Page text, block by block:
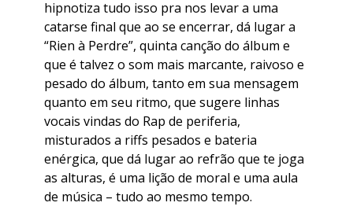
hipnotiza tudo isso pra nos levar a uma
catarse final que ao se encerrar, dá lugar a
“Rien à Perdre”, quinta canção do álbum e
que é talvez o som mais marcante, raivoso e
pesado do álbum, tanto em sua mensagem
quanto em seu ritmo, que sugere linhas
vocais vindas do Rap de periferia,
misturados a riffs pesados e bateria
enérgica, que dá lugar ao refrão que te joga
as alturas, é uma lição de moral e uma aula
de música – tudo ao mesmo tempo.